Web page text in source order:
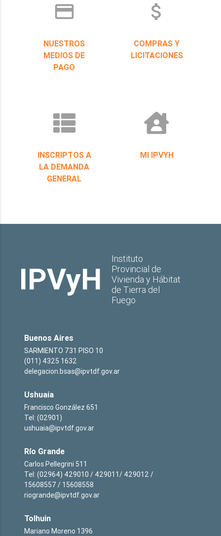
credit_card
NUESTROS
MEDIOS DE
PAGO
attach_money
COMPRAS Y
LICITACIONES
INSCRIPTOS A
LA DEMANDA
GENERAL
MI IPVYH
IPVyH
Instituto
Provincial de
Vivienda y Hábitat
de Tierra del
Fuego
Buenos Aires
SARMIENTO 731 PISO 10
(011) 4325 1632
delegacion.bsas@ipvtdf.gov.ar
Ushuaia
Francisco González 651
Tel: (02901)
ushuaia@ipvtdf.gov.ar
Río Grande
Carlos Pellegrini 511
Tel: (02964) 429010 / 429011/ 429012 /
15608557 / 15608558
riogrande@ipvtdf.gov.ar
Tolhuin
Mariano Moreno 1396